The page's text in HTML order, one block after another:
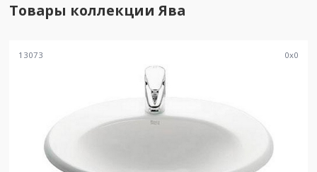
Товары коллекцииЯва
13073 0x0